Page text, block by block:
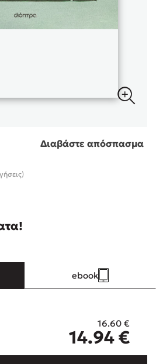
Κρομμύδας
μου είσαι εσύ
στο σχολείο
Διαβάστε απόσπασμα
ebook
16.60 €
14.94€